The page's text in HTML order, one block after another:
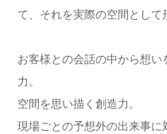
て、それを実際の空間として
お客様との会話の中から想
力。
空間を思い描く創造力。
現場ごとの予想外の出来事に